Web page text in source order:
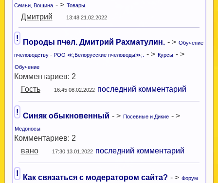
Семьи, Вощина - > Товары
Дмитрий 13:48 21.02.2022
! Породы пчел. Дмитрий Рахматулин. - > Обучение
пчеловодству - РОО ≪;Белорусские пчеловоды≫;. - > Курсы - >
Обучение
Комментариев: 2
Гость
16:45 08.02.2022 последний комментарий
! Синяк обыкновенный - > Посевные и Дикие - >
Медоносы
Комментариев: 2
вано
17:30 13.01.2022 последний комментарий
! Как связаться с модератором сайта? - > Форум